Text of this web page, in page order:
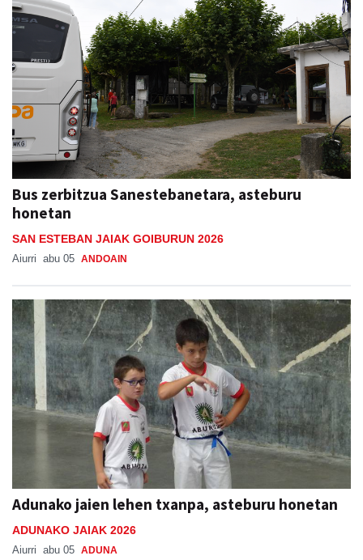
Bus zerbitzua Sanestebanetara, asteburu
honetan
SAN ESTEBAN JAIAK GOIBURUN 2026
Aiurri abu 05 ANDOAIN
Adunako jaien lehen txanpa, asteburu honetan
ADUNAKO JAIAK 2026
Aiurri abu 05 ADUNA